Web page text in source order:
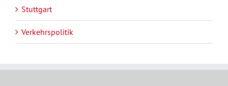
Stuttgart
Verkehrspolitik